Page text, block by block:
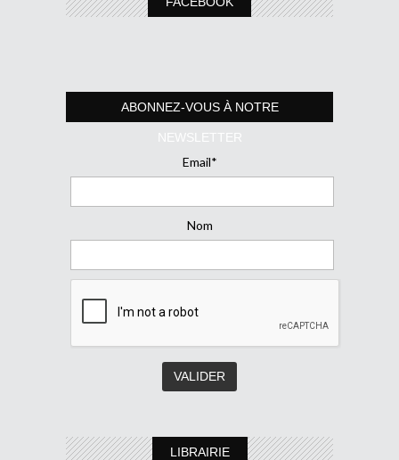
ABONNEZ-VOUS À NOTRE
NEWSLETTER
Email*
Nom
LIBRAIRIE